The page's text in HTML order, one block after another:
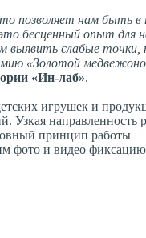
позволяет нам быть в
бесценный опыт для
выявить слабые точки,
«Золотой
«Ин-лаб».
игрушек и
Узкая направленность
принцип работы
фото и видео фиксацию